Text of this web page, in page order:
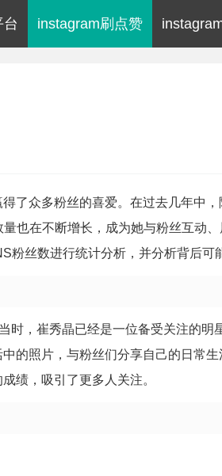
instagram刷点赞
了众多粉丝的喜爱。在过去几年中
也在不断增长，成为她与粉丝互动
丝数进行统计分析，并分析背后可
时，崔秀晶已经是一位备受关注的明
的照片，与粉丝们分享自己的日常
绩，吸引了更多人关注。